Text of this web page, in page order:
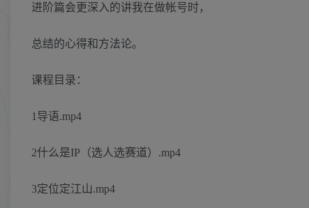
进阶篇会更深入的讲我在做帐号时，
总结的心得和方法论。
课程目录：
1导语.mp4
2什么是IP（选人选赛道）.mp4
3定位定江山.mp4